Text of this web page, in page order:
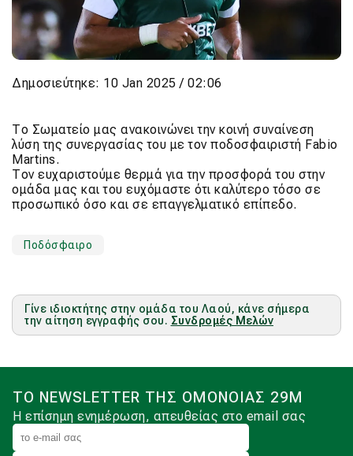
Δημοσιεύτηκε: 10 Jan 2025 / 02:06
Το Σωματείο μας ανακοινώνει την κοινή συναίνεση
λύση της συνεργασίας του με τον ποδοσφαιριστή Fabio
Martins.
Τον ευχαριστούμε θερμά για την προσφορά του στην
ομάδα μας και του ευχόμαστε ότι καλύτερο τόσο σε
προσωπικό όσο και σε επαγγελματικό επίπεδο.
Ποδόσφαιρο
Γίνε ιδιοκτήτης στην ομάδα του Λαού, κάνε σήμερα
την αίτηση εγγραφής σου. Συνδρομές Μελών
ΤΟ NEWSLETTER ΤΗΣ ΟΜΟΝΟΙΑΣ 29Μ
Η επίσημη ενημέρωση, απευθείας στο email σας